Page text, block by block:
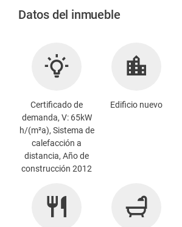
Datos del inmueble
Certificado de
demanda, V: 65kW
h/(m²a), Sistema de
calefacción a
distancia, Año de
construcción 2012
Edificio nuevo